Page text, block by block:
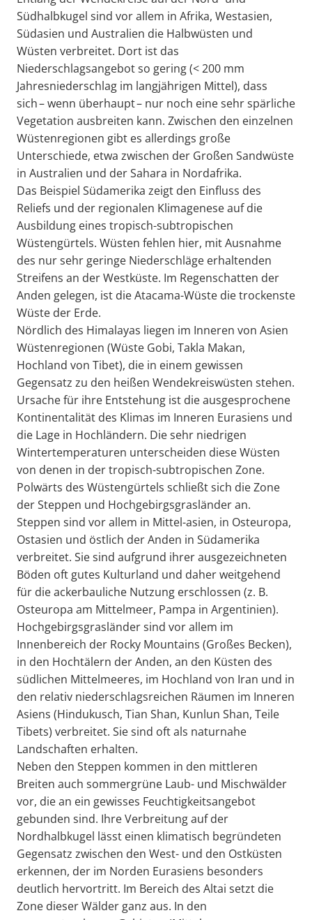
Südhalbkugel sind vor allem in Afrika, Westasien,
Südasien und Australien die Halbwüsten und
Wüsten verbreitet. Dort ist das
Niederschlagsangebot so gering (< 200 mm
Jahresniederschlag im langjährigen Mittel), dass
sich – wenn überhaupt – nur noch eine sehr spärliche
Vegetation ausbreiten kann. Zwischen den einzelnen
Wüstenregionen gibt es allerdings große
Unterschiede, etwa zwischen der Großen Sandwüste
in Australien und der Sahara in Nordafrika.
Das Beispiel Südamerika zeigt den Einfluss des
Reliefs und der regionalen Klimagenese auf die
Ausbildung eines tropisch-subtropischen
Wüstengürtels. Wüsten fehlen hier, mit Ausnahme
des nur sehr geringe Niederschläge erhaltenden
Streifens an der Westküste. Im Regenschatten der
Anden gelegen, ist die Atacama-Wüste die trockenste
Wüste der Erde.
Nördlich des Himalayas liegen im Inneren von Asien
Wüstenregionen (Wüste Gobi, Takla Makan,
Hochland von Tibet), die in einem gewissen
Gegensatz zu den heißen Wendekreiswüsten stehen.
Ursache für ihre Entstehung ist die ausgesprochene
Kontinentalität des Klimas im Inneren Eurasiens und
die Lage in Hochländern. Die sehr niedrigen
Wintertemperaturen unterscheiden diese Wüsten
von denen in der tropisch-subtropischen Zone.
Polwärts des Wüstengürtels schließt sich die Zone
der Steppen und Hochgebirgsgrasländer an.
Steppen sind vor allem in Mittel-asien, in Osteuropa,
Ostasien und östlich der Anden in Südamerika
verbreitet. Sie sind aufgrund ihrer ausgezeichneten
Böden oft gutes Kulturland und daher weitgehend
für die ackerbauliche Nutzung erschlossen (z. B.
Osteuropa am Mittelmeer, Pampa in Argentinien).
Hochgebirgsgrasländer sind vor allem im
Innenbereich der Rocky Mountains (Großes Becken),
in den Hochtälern der Anden, an den Küsten des
südlichen Mittelmeeres, im Hochland von Iran und in
den relativ niederschlagsreichen Räumen im Inneren
Asiens (Hindukusch, Tian Shan, Kunlun Shan, Teile
Tibets) verbreitet. Sie sind oft als naturnahe
Landschaften erhalten.
Neben den Steppen kommen in den mittleren
Breiten auch sommergrüne Laub- und Mischwälder
vor, die an ein gewisses Feuchtigkeitsangebot
gebunden sind. Ihre Verbreitung auf der
Nordhalbkugel lässt einen klimatisch begründeten
Gegensatz zwischen den West- und den Ostküsten
erkennen, der im Norden Eurasiens besonders
deutlich hervortritt. Im Bereich des Altai setzt die
Zone dieser Wälder ganz aus. In den